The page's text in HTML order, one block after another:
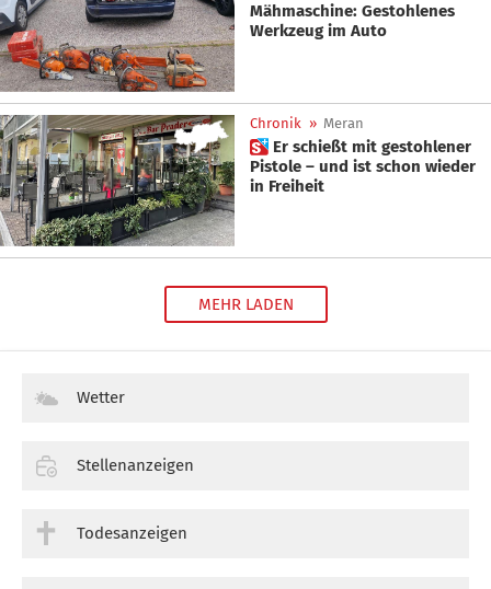
Mähmaschine: Gestohlenes
Werkzeug im Auto
Chronik » Meran
 Er schießt mit gestohlener
Pistole – und ist schon wieder
in Freiheit
MEHR LADEN
Wetter
Stellenanzeigen
Todesanzeigen